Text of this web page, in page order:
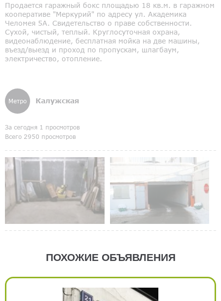
Продается гаражный бокс площадью 18 кв.м. в гаражном
кооперативе "Меркурий" по адресу ул. Академика
Челомея 5А. Свидетельство о праве собственности.
Сухой, чистый, теплый. Круглосуточная охрана,
видеонаблюдение, бесплатная мойка на две машины,
въезд/выезд и проход по пропускам, шлагбаум,
электричество, отопление.
Метро Калужская
За сегодня 1 просмотров
Всего 2950 просмотров
ПОХОЖИЕ ОБЪЯВЛЕНИЯ